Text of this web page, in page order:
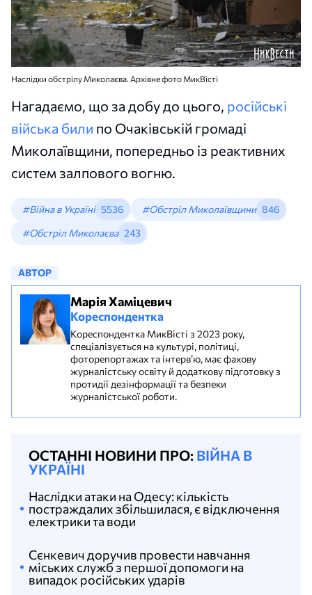
Наслідки обстрілу Миколаєва. Архівне фото МикВісті
Нагадаємо, що за добу до цього, російські
війська били по Очаківській громаді
Миколаївщини, попередньо із реактивних
систем залпового вогню.
#Війна в Україні 5536 #Обстріл Миколаївщини 846
#Обстріл Миколаєва 243
АВТОР
Марія Хаміцевич
Кореспондентка
Кореспондентка МикВісті з 2023 року,
спеціалізується на культурі, політиці,
фоторепортажах та інтерв’ю, має фахову
журналістську освіту й додаткову підготовку з
протидії дезінформації та безпеки
журналістської роботи.
ОСТАННІ НОВИНИ ПРО: ВІЙНА В
УКРАЇНІ
Сєнкевич доручив провести навчання
міських служб з першої допомоги на
випадок російських ударів
Наслідки атаки на Одесу: кількість
постраждалих збільшилася, є відключення
електрики та води